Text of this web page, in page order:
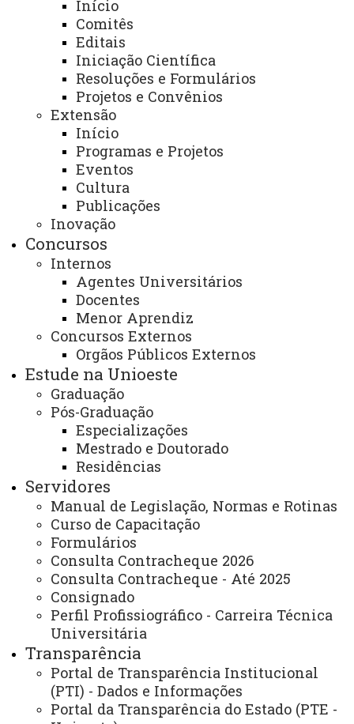
Início
Comitês
Editais
Iniciação Científica
Resoluções e Formulários
Projetos e Convênios
Extensão
Início
Programas e Projetos
Eventos
Cultura
Publicações
Inovação
Concursos
Internos
Agentes Universitários
Docentes
Menor Aprendiz
Concursos Externos
Orgãos Públicos Externos
Estude na Unioeste
Graduação
Pós-Graduação
Especializações
Mestrado e Doutorado
Residências
Servidores
Manual de Legislação, Normas e Rotinas
Curso de Capacitação
Formulários
Consulta Contracheque 2026
Consulta Contracheque - Até 2025
Consignado
Perfil Profissiográfico - Carreira Técnica
Universitária
Transparência
Portal de Transparência Institucional
(PTI) - Dados e Informações
Portal da Transparência do Estado (PTE -
- Serviço voltado à comunidade interna (docentes,
acadêmicos e agentes universitários).
E-mail
institucional:
Telefone (ramal): (46) 3520-4822
Endereço para atendimento presencial e
correspondência:
Rua Maringá, 1200 – Bairro Vila Nova, CEP
85.605-010, Francisco Beltrão – Paraná.
Bloco A - Andar 2 - Sala 213
Dias e horários de Atendimento:
Segunda-feira a sexta-feira das 13h às 17h / 19h
às 23h
ATUALIZAÇÃO MAIS RECENTE: 30 DE JUNHO DE
ACESSOS: 1301
Você está aqui:Unioeste
Campus Francisco Beltrão - Carta de Serviços
Lista de Itens do Campus Francisco Beltrão
CCH - Coordenação do curso de Geografia -
Licenciatura
ACESSE
Acesso Restrito (Editores do Portal)
Arquivo Virtual